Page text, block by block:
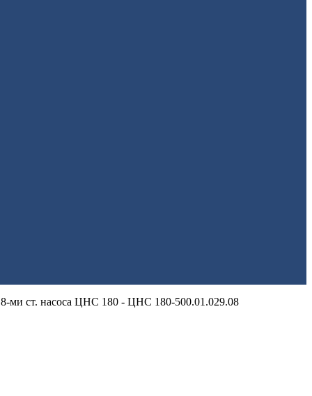
ми ст. насоса ЦНС 180 - ЦНС 180-500.01.029.08